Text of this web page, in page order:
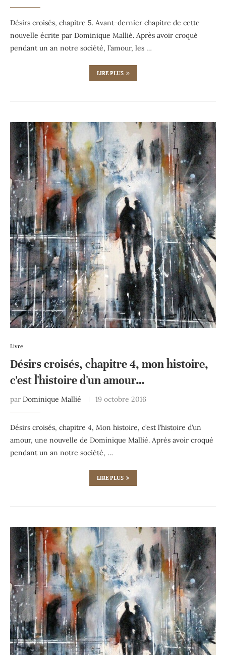
Désirs croisés, chapitre 5. Avant-dernier chapitre de cette
nouvelle écrite par Dominique Mallié. Après avoir croqué
pendant un an notre société, l’amour, les …
LIRE PLUS
Livre
Désirs croisés, chapitre 4, mon histoire,
c'est l'histoire d'un amour…
par Dominique Mallié 19 octobre 2016
Désirs croisés, chapitre 4, Mon histoire, c’est l’histoire d’un
amour, une nouvelle de Dominique Mallié. Après avoir croqué
pendant un an notre société, …
LIRE PLUS